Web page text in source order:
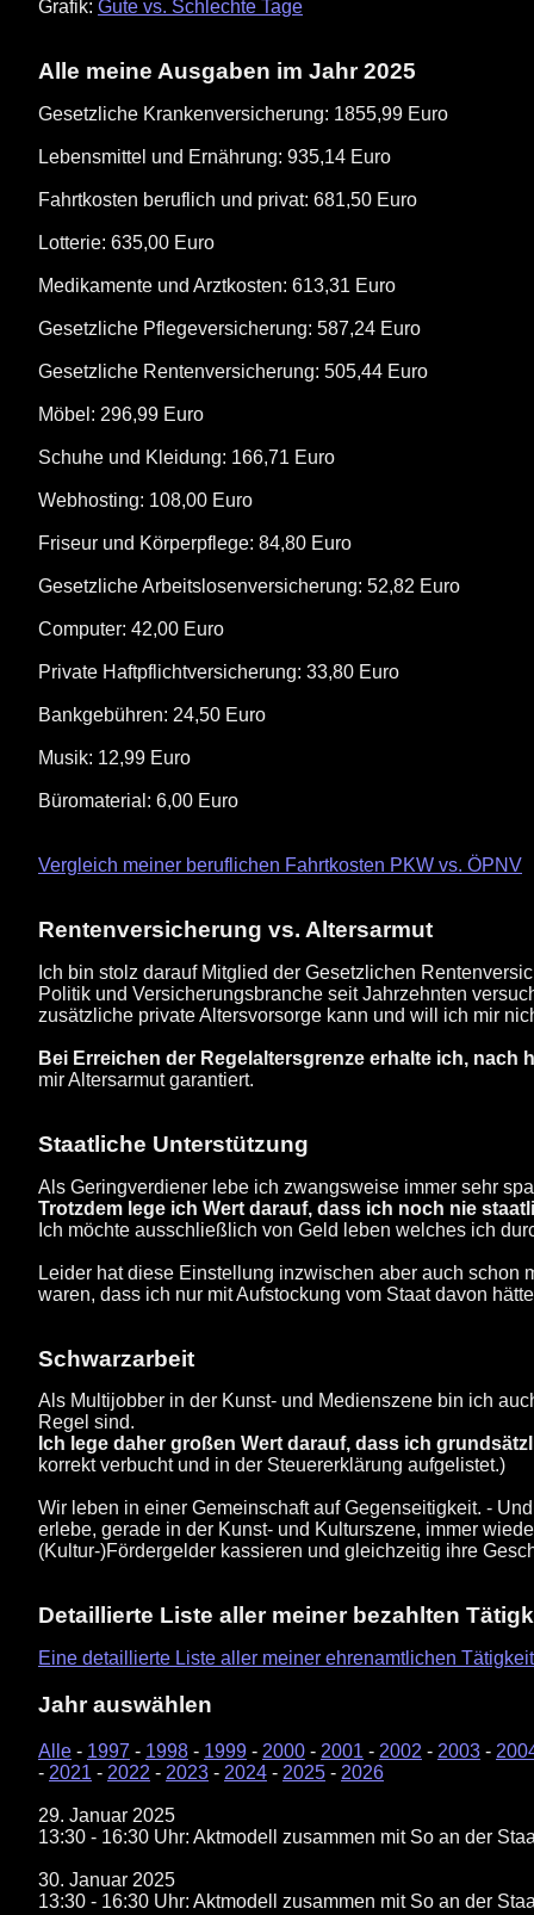
Grafik: Gute vs. Schlechte Tage
Alle meine Ausgaben im Jahr 2025
Gesetzliche Krankenversicherung: 1855,99 Euro
Lebensmittel und Ernährung: 935,14 Euro
Fahrtkosten beruflich und privat: 681,50 Euro
Lotterie: 635,00 Euro
Medikamente und Arztkosten: 613,31 Euro
Gesetzliche Pflegeversicherung: 587,24 Euro
Gesetzliche Rentenversicherung: 505,44 Euro
Möbel: 296,99 Euro
Schuhe und Kleidung: 166,71 Euro
Webhosting: 108,00 Euro
Friseur und Körperpflege: 84,80 Euro
Gesetzliche Arbeitslosenversicherung: 52,82 Euro
Computer: 42,00 Euro
Private Haftpflichtversicherung: 33,80 Euro
Bankgebühren: 24,50 Euro
Musik: 12,99 Euro
Büromaterial: 6,00 Euro
Vergleich meiner beruflichen Fahrtkosten PKW vs. ÖPNV
Rentenversicherung vs. Altersarmut
Ich bin stolz darauf Mitglied der Gesetzlichen
Politik und Versicherungsbranche seit Jahrzehnten
zusätzliche private Altersvorsorge kann und will ich mir
Bei Erreichen der Regelaltersgrenze erhalte ich, nach
mir Altersarmut garantiert.
Staatliche Unterstützung
Als Geringverdiener lebe ich zwangsweise immer sehr
Trotzdem lege ich Wert darauf, dass ich noch nie
Ich möchte ausschließlich von Geld leben welches ich
Leider hat diese Einstellung inzwischen aber auch schon
waren, dass ich nur mit Aufstockung vom Staat davon
Schwarzarbeit
Als Multijobber in der Kunst- und Medienszene bin ich
Regel sind.
Ich lege daher großen Wert darauf, dass ich
korrekt verbucht und in der Steuererklärung aufgelistet.)
Wir leben in einer Gemeinschaft auf Gegenseitigkeit. -
erlebe, gerade in der Kunst- und Kulturszene, immer
(Kultur-)Fördergelder kassieren und gleichzeitig ihre
Detaillierte Liste aller meiner bezahlten
Eine detaillierte Liste aller meiner ehrenamtlichen
Jahr auswählen
Alle - 1997 - 1998 - 1999 - 2000 - 2001 - 2002 - 2003 -
- 2021 - 2022 - 2023 - 2024 - 2025 - 2026
29. Januar 2025
13:30 - 16:30 Uhr: Aktmodell zusammen mit So an der
30. Januar 2025
13:30 - 16:30 Uhr: Aktmodell zusammen mit So an der